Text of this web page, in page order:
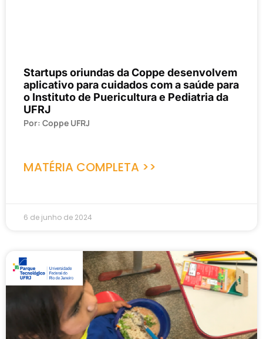
Startups oriundas da Coppe desenvolvem
aplicativo para cuidados com a saúde para
o Instituto de Puericultura e Pediatria da
UFRJ
Por: Coppe UFRJ
MATÉRIA COMPLETA >>
6 de junho de 2024